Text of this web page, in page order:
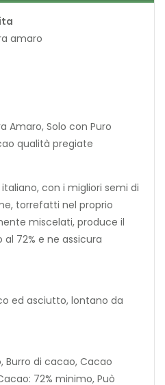
amaro
Amaro, Solo con Puro
qualità pregiate
con i migliori semi di
torrefatti nel proprio
miscelati, produce il
72% e ne assicura
ed asciutto, lontano da
Burro di cacao, Cacao
72% minimo, Può